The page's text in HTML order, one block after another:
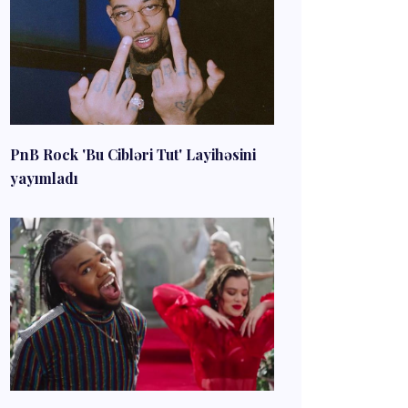
PnB Rock 'Bu Cibləri Tut' Layihəsini
yayımladı